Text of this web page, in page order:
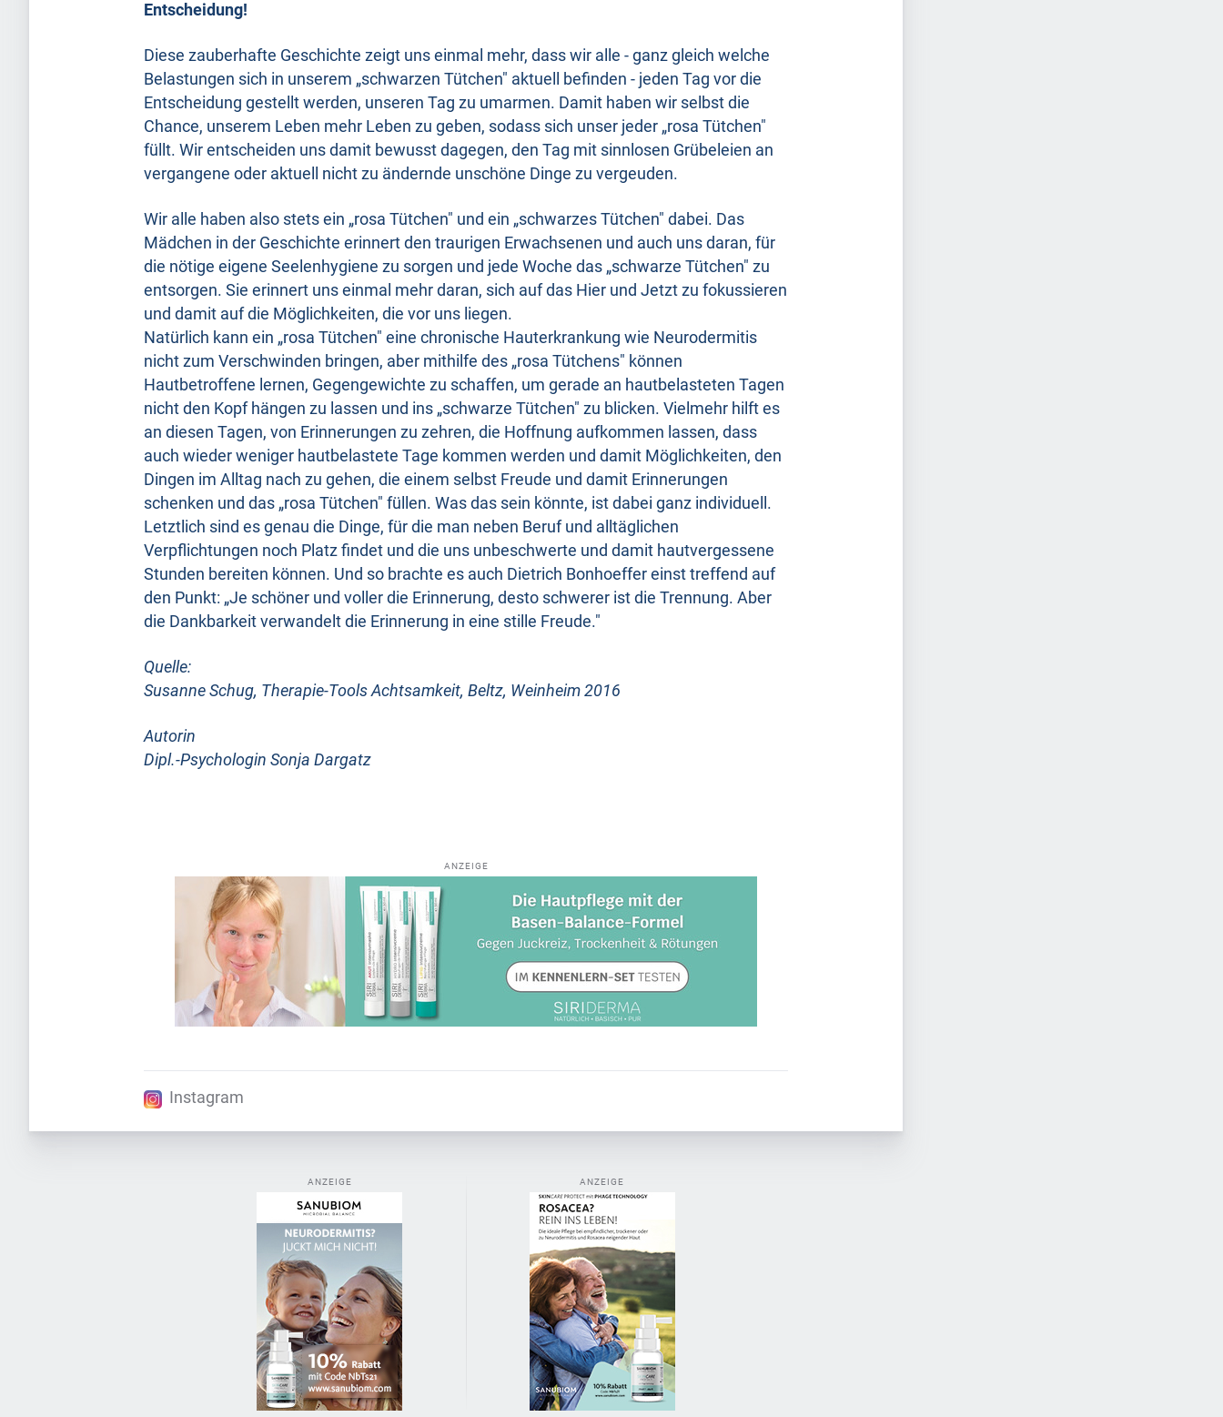
Entscheidung!
Diese zauberhafte Geschichte zeigt uns einmal mehr, dass wir alle - ganz gleich welche
Belastungen sich in unserem „schwarzen Tütchen" aktuell befinden - jeden Tag vor die
Entscheidung gestellt werden, unseren Tag zu umarmen. Damit haben wir selbst die
Chance, unserem Leben mehr Leben zu geben, sodass sich unser jeder „rosa Tütchen"
füllt. Wir entscheiden uns damit bewusst dagegen, den Tag mit sinnlosen Grübeleien an
vergangene oder aktuell nicht zu ändernde unschöne Dinge zu vergeuden.
Wir alle haben also stets ein „rosa Tütchen" und ein „schwarzes Tütchen" dabei. Das
Mädchen in der Geschichte erinnert den traurigen Erwachsenen und auch uns daran, für
die nötige eigene Seelenhygiene zu sorgen und jede Woche das „schwarze Tütchen" zu
entsorgen. Sie erinnert uns einmal mehr daran, sich auf das Hier und Jetzt zu fokussieren
und damit auf die Möglichkeiten, die vor uns liegen.
Natürlich kann ein „rosa Tütchen" eine chronische Hauterkrankung wie Neurodermitis
nicht zum Verschwinden bringen, aber mithilfe des „rosa Tütchens" können
Hautbetroffene lernen, Gegengewichte zu schaffen, um gerade an hautbelasteten Tagen
nicht den Kopf hängen zu lassen und ins „schwarze Tütchen" zu blicken. Vielmehr hilft es
an diesen Tagen, von Erinnerungen zu zehren, die Hoffnung aufkommen lassen, dass
auch wieder weniger hautbelastete Tage kommen werden und damit Möglichkeiten, den
Dingen im Alltag nach zu gehen, die einem selbst Freude und damit Erinnerungen
schenken und das „rosa Tütchen" füllen. Was das sein könnte, ist dabei ganz individuell.
Letztlich sind es genau die Dinge, für die man neben Beruf und alltäglichen
Verpflichtungen noch Platz findet und die uns unbeschwerte und damit hautvergessene
Stunden bereiten können. Und so brachte es auch Dietrich Bonhoeffer einst treffend auf
den Punkt: „Je schöner und voller die Erinnerung, desto schwerer ist die Trennung. Aber
die Dankbarkeit verwandelt die Erinnerung in eine stille Freude."
Quelle:
Susanne Schug, Therapie-Tools Achtsamkeit, Beltz, Weinheim 2016
Autorin
Dipl.-Psychologin Sonja Dargatz
ANZEIGE
Instagram
ANZEIGE ANZEIGE